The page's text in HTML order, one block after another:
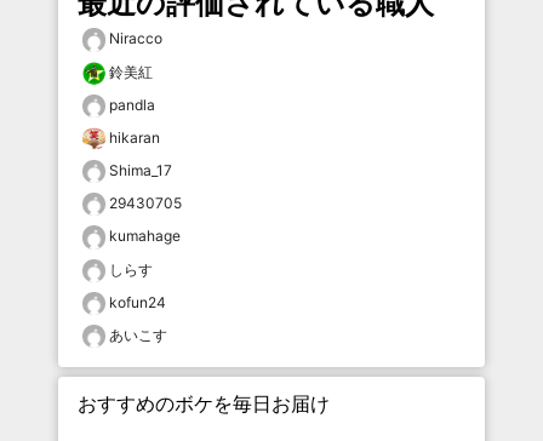
Niracco
鈴美紅
pandla
hikaran
Shima_17
29430705
kumahage
しらす
kofun24
あいこす
おすすめのボケを毎日お届け